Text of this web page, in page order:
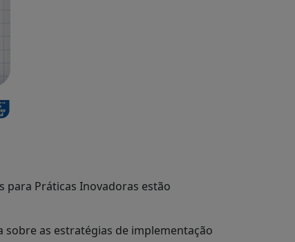
para Práticas Inovadoras estão
sobre as estratégias de implementação